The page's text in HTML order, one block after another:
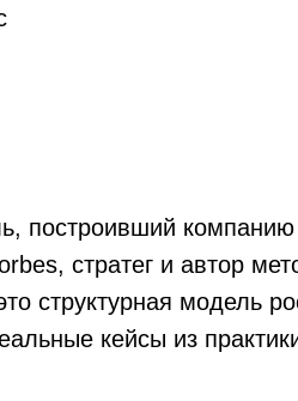
построивший
стратег и автор
структурная модель
кейсы из